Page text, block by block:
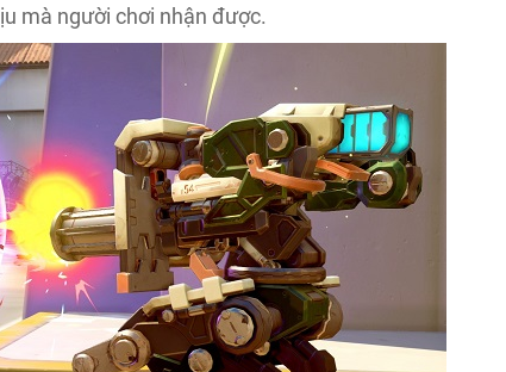
mà người chơi nhận được.